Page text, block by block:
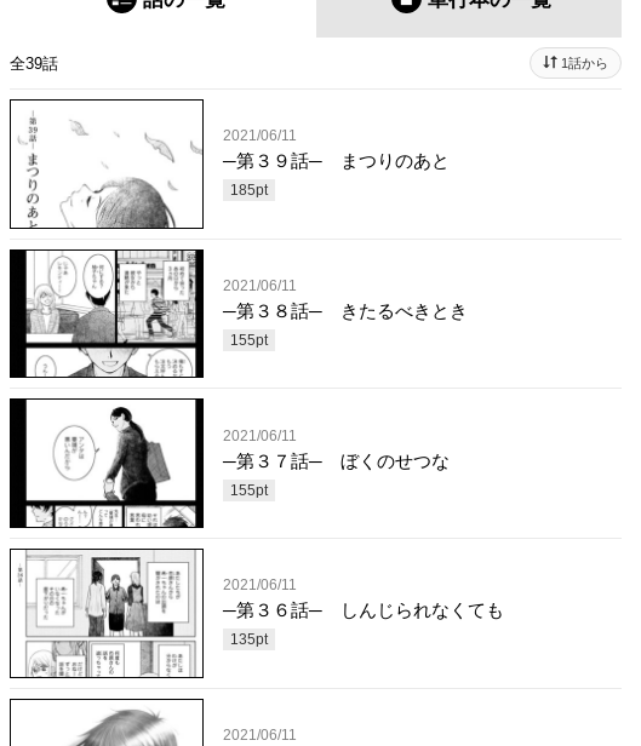
全39話 1話から
2021/06/11
─第３９話─ まつりのあと
185pt
2021/06/11
─第３８話─ きたるべきとき
155pt
2021/06/11
─第３７話─ ぼくのせつな
155pt
2021/06/11
─第３６話─ しんじられなくても
135pt
2021/06/11